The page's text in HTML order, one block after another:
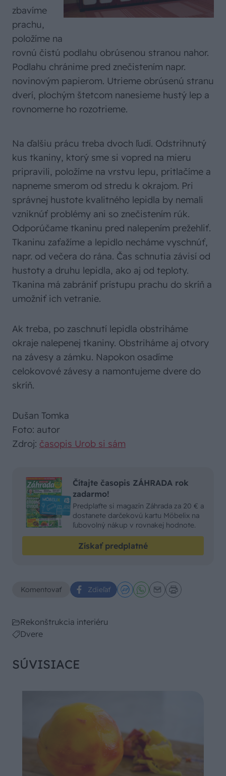
zbavíme
prachu,
položíme na
rovnú čistú podlahu obrúsenou stranou nahor.
Podlahu chránime pred znečistením napr.
novinovým papierom. Utrieme obrúsenú stranu
dverí, plochým štetcom nanesieme hustý lep a
rovnomerne ho rozotrieme.
Na ďalšiu prácu treba dvoch ľudí. Odstrihnutý
kus tkaniny, ktorý sme si vopred na mieru
pripravili, položíme na vrstvu lepu, pritlačíme a
napneme smerom od stredu k okrajom. Pri
správnej hustote kvalitného lepidla by nemali
vzniknúť problémy ani so znečistením rúk.
Odporúčame tkaninu pred nalepením prežehliť.
Tkaninu zaťažíme a lepidlo necháme vyschnúť,
napr. od večera do rána. Čas schnutia závisí od
hustoty a druhu lepidla, ako aj od teploty.
Tkanina má zabrániť prístupu prachu do skríň a
umožniť ich vetranie.
Ak treba, po zaschnutí lepidla obstriháme
okraje nalepenej tkaniny. Obstriháme aj otvory
na závesy a zámku. Napokon osadíme
celokovové závesy a namontujeme dvere do
skríň.
Dušan Tomka
Foto: autor
Zdroj: časopis Urob si sám
Čítajte časopis ZÁHRADA rok
zadarmo!
Predplaťte si magazín Záhrada za 20 € a
dostanete darčekovú kartu Möbelix na
ľubovolný nákup v rovnakej hodnote.
Získať predplatné
Komentovať Zdieľať
Rekonštrukcia interiéru
Dvere
SÚVISIACE